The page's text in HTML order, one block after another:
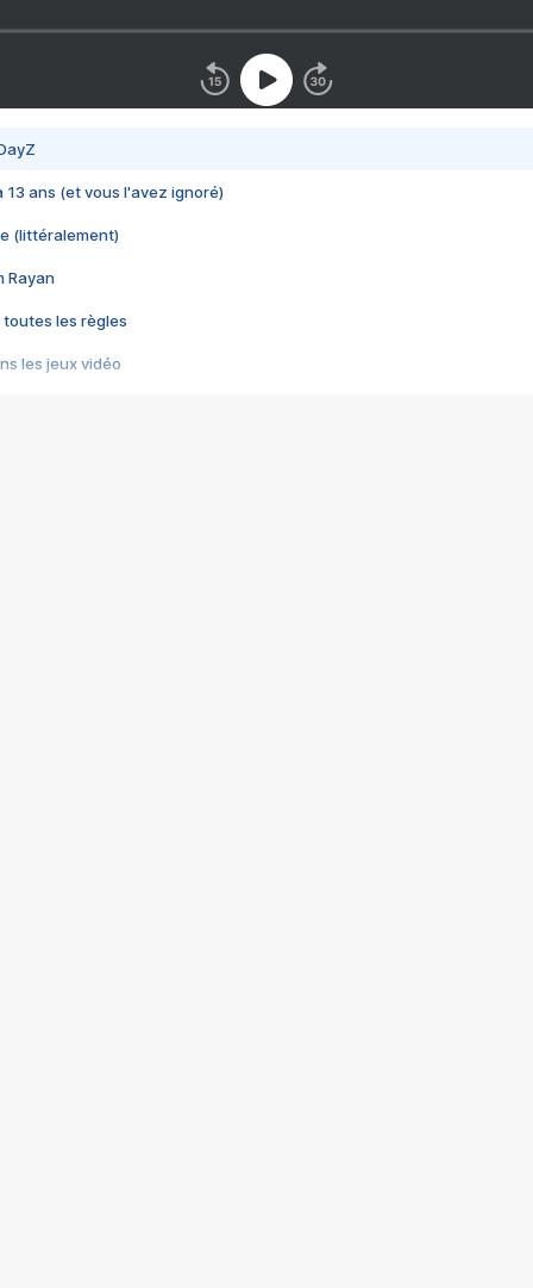
13 ans (et vous l'avez ignoré)
(littéralement)
Rayan
toutes les règles
les jeux vidéo